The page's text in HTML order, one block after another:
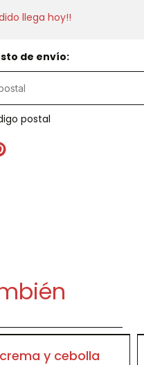
llega hoy!!
de envío:
postal
y cebolla